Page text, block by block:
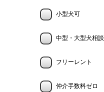
小型犬可
中型・大型犬相談
フリーレント
仲介手数料ゼロ